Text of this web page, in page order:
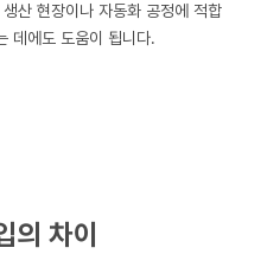
산 현장이나 자동화 공정에 적합
데에도 도움이 됩니다.
의 차이